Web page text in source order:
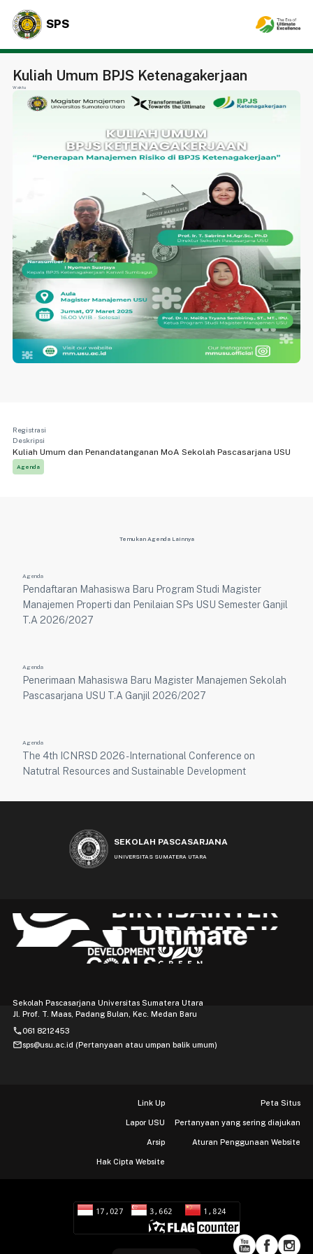
SPS
Kuliah Umum BPJS Ketenagakerjaan
Waktu
Registrasi
Deskripsi
Kuliah Umum dan Penandatanganan MoA Sekolah Pascasarjana USU
Agenda
Temukan Agenda Lainnya
Agenda
Pendaftaran Mahasiswa Baru Program Studi Magister
Manajemen Properti dan Penilaian SPs USU Semester Ganjil
T.A 2026/2027
Agenda
Penerimaan Mahasiswa Baru Magister Manajemen Sekolah
Pascasarjana USU T.A Ganjil 2026/2027
Agenda
The 4th ICNRSD 2026 - International Conference on
Natutral Resources and Sustainable Development
SEKOLAH PASCASARJANA
UNIVERSITAS SUMATERA UTARA
Sekolah Pascasarjana Universitas Sumatera Utara
Jl. Prof. T. Maas, Padang Bulan, Kec. Medan Baru
phone061 8212453
mailsps@usu.ac.id (Pertanyaan atau umpan balik umum)
Link Up Peta Situs
Lapor USU Pertanyaan yang sering diajukan
Arsip Aturan Penggunaan Website
Hak Cipta Website